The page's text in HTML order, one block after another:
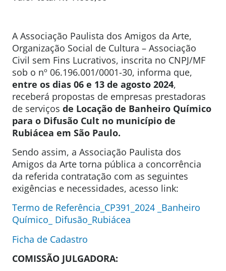
A Associação Paulista dos Amigos da Arte,
Organização Social de Cultura – Associação
Civil sem Fins Lucrativos, inscrita no CNPJ/MF
sob o nº 06.196.001/0001-30, informa que,
entre os dias 06 e 13 de agosto 2024,
receberá propostas de empresas prestadoras
de serviços de Locação de Banheiro Químico
para o Difusão Cult no município de
Rubiácea em São Paulo.
Sendo assim, a Associação Paulista dos
Amigos da Arte torna pública a concorrência
da referida contratação com as seguintes
exigências e necessidades, acesso link:
Termo de Referência_CP391_2024 _Banheiro
Químico_ Difusão_Rubiácea
Ficha de Cadastro
COMISSÃO JULGADORA: